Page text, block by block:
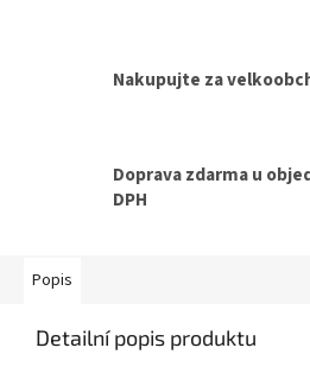
Nakupujte za
Doprava zdarma u
DPH
Popis
Detailní popis produktu